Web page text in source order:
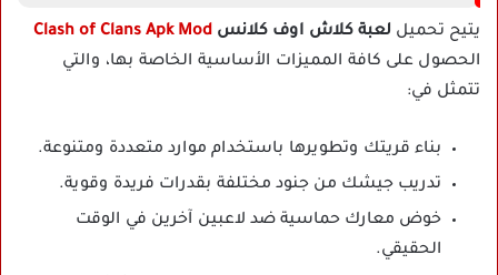
يتيح تحميل لعبة كلاش اوف كلانس Clash of Clans Apk Mod
الحصول على كافة المميزات الأساسية الخاصة بها، والتي
تتمثل في:
بناء قريتك وتطويرها باستخدام موارد متعددة ومتنوعة.
تدريب جيشك من جنود مختلفة بقدرات فريدة وقوية.
خوض معارك حماسية ضد لاعبين آخرين في الوقت
الحقيقي.